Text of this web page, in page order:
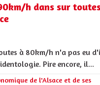
h dans sur
à 80km/h n'a pas eu
Pire encore, il...
de la catégorie :
de l'Alsace et de ses